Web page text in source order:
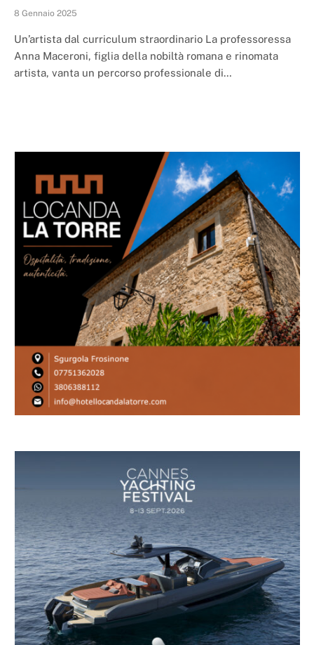
8 Gennaio 2025
Un’artista dal curriculum straordinario La professoressa
Anna Maceroni, figlia della nobiltà romana e rinomata
artista, vanta un percorso professionale di…